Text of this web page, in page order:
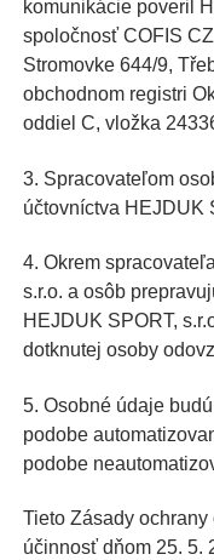
komunikácie poveril
spoločnosť COFIS
Stromovke 644/9,
obchodnom registri
oddiel C, vložka
3. Spracovateľom
účtovníctva HEJDUK
4. Okrem
s.r.o. a osôb
HEJDUK SPORT,
dotknutej osoby
5. Osobné údaje
podobe
podobe
Tieto Zásady
účinnosť dňom 25. 5.